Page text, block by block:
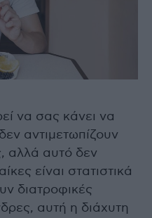
να σας κάνει να
αντιμετωπίζουν
αλλά αυτό δεν
είναι στατιστικά
διατροφικές
αυτή η διάχυτη